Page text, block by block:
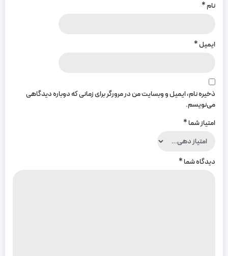
نام*
ایمیل*
ذخیره نام، ایمیل و وبسایت من در مرورگر برای زمانی که دوباره دیدگاهی
می‌نویسم.
امتیاز شما*
دیدگاه شما*